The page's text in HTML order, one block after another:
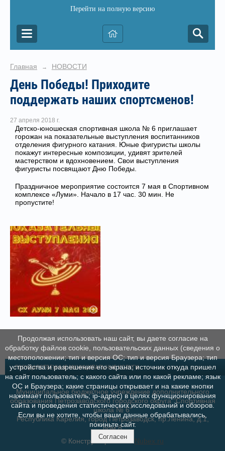
Перейти на полную версию
Главная → НОВОСТИ
День Победы! Приходите
поддержать наших спортсменов!
27 апреля 2018 г.
Детско-юношеская спортивная школа № 6 приглашает
горожан на показательные выступления воспитанников
отделения фигурного катания. Юные фигуристы школы
покажут интересные композиции, удивят зрителей
мастерством и вдохновением. Свои выступления
фигуристы посвящают Дню Победы.
Праздничное мероприятие состоится 7 мая в Спортивном
комплексе «Луми». Начало в 17 час. 30 мин. Не
пропустите!
ГОСУДАРСТВЕННЫЕ МУНИЦИПАЛЬНЫЕ УСЛУГИ
Муниципальное бюджетное учреждение дополнительного
образования Петрозаводского городского округа "Спортивная
школа № 6"
Республика Карелия, город Петрозаводск, пр.Ленина, д.1,
пом.8
© Конструктор сайтов Nubex.ru
Продолжая использовать наш сайт, вы даете согласие на
обработку файлов cookie, пользовательских данных (сведения о
местоположении; тип и версия ОС; тип и версия Браузера; тип
устройства и разрешение его экрана; источник откуда пришел
на сайт пользователь; с какого сайта или по какой рекламе; язык
ОС и Браузера; какие страницы открывает и на какие кнопки
нажимает пользователь; ip-адрес) в целях функционирования
сайта и проведения статистических исследований и обзоров.
Если вы не хотите, чтобы ваши данные обрабатывались,
покиньте сайт.
Согласен